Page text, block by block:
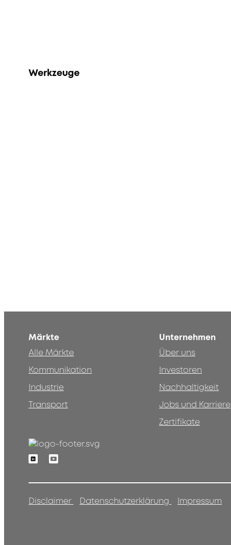
Werkzeuge
Märkte
Alle Märkte
Kommunikation
Industrie
Transport
Unternehmen
Über uns
Investoren
Nachhaltigkeit
Jobs und Karriere
Zertifikate
LinkedinYoutube
Disclaimer Datenschutzerklärung Impressum